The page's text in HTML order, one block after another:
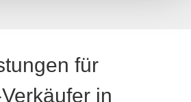
für
in